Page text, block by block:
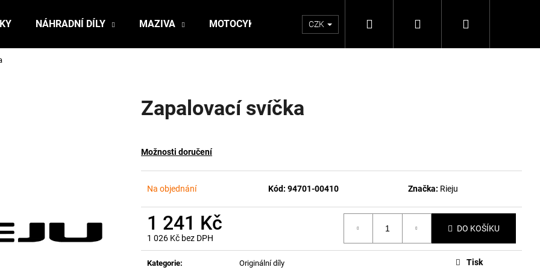
NÁHRADNÍ DÍLY MAZIVA MOTOCYKLY CZK Hledat PřihlášeníNákupní
Zapalovací svíčka
Možnosti doručení
Na objednání Kód: 94701-00410 Značka: Rieju
1 241 Kč
1 026 Kč bez DPH
Měrná
cena:
DO KOŠÍKU
Kategorie:
Originální díly
Tisk
HLEDAT